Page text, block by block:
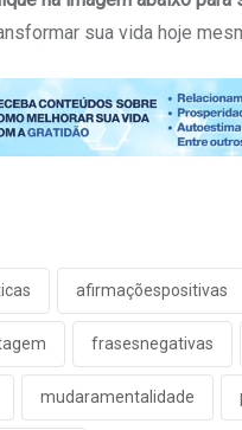
sua vida hoje
afirmaçõespositivas
frasesnegativas
mudaramentalidade